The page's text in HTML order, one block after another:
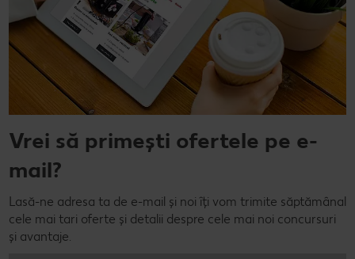
Vrei să primești ofertele pe e-
mail?
Lasă-ne adresa ta de e-mail și noi îți vom trimite săptămânal
cele mai tari oferte și detalii despre cele mai noi concursuri
și avantaje.